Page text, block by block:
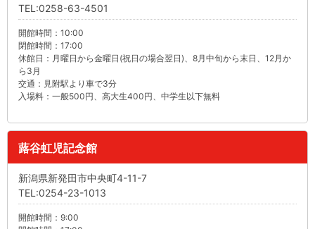
TEL:0258-63-4501
開館時間：10:00
閉館時間：17:00
休館日：月曜日から金曜日(祝日の場合翌日)、8月中旬から末日、12月か
ら3月
交通：見附駅より車で3分
入場料：一般500円、高大生400円、中学生以下無料
蕗谷虹児記念館
新潟県新発田市中央町4-11-7
TEL:0254-23-1013
開館時間：9:00